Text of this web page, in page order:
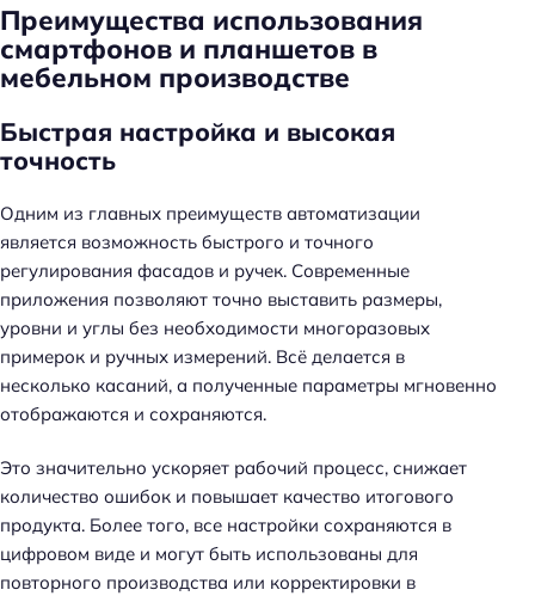
Преимущества использования
смартфонов и планшетов в
мебельном производстве
Быстрая настройка и высокая
точность
Одним из главных преимуществ автоматизации
является возможность быстрого и точного
регулирования фасадов и ручек. Современные
приложения позволяют точно выставить размеры,
уровни и углы без необходимости многоразовых
примерок и ручных измерений. Всё делается в
несколько касаний, а полученные параметры мгновенно
отображаются и сохраняются.
Это значительно ускоряет рабочий процесс, снижает
количество ошибок и повышает качество итогового
продукта. Более того, все настройки сохраняются в
цифровом виде и могут быть использованы для
повторного производства или корректировки в